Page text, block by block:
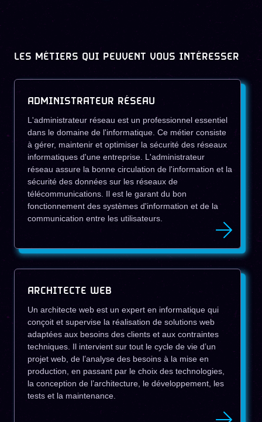
LES MÉTIERS QUI PEUVENT VOUS INTÉRESSER
ADMINISTRATEUR RÉSEAU
L'administrateur réseau est un professionnel essentiel
dans le domaine de l'informatique. Ce métier consiste
à gérer, maintenir et optimiser la sécurité des réseaux
informatiques d'une entreprise. L'administrateur
réseau assure la bonne circulation de l'information et la
sécurité des données sur les réseaux de
télécommunications. Il est le garant du bon
fonctionnement des systèmes d'information et de la
communication entre les utilisateurs.
ARCHITECTE WEB
Un architecte web est un expert en informatique qui
conçoit et supervise la réalisation de solutions web
adaptées aux besoins des clients et aux contraintes
techniques. Il intervient sur tout le cycle de vie d’un
projet web, de l’analyse des besoins à la mise en
production, en passant par le choix des technologies,
la conception de l’architecture, le développement, les
tests et la maintenance.